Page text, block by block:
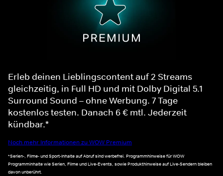
Erleb deinen Lieblingscontent auf 2 Streams
gleichzeitig, in Full HD und mit Dolby Digital 5.1
Surround Sound – ohne Werbung. 7 Tage
kostenlos testen. Danach 6 € mtl. Jederzeit
kündbar.*
Noch mehr Informationen zu WOW Premium
*Serien-, Filme- und Sport-Inhalte auf Abruf sind werbefrei. Programmhinweise für WOW
Programminhalte wie Serien, Filme und Live-Events, sowie Produkthinweise auf Live-Sendern bleiben
davon unberührt.